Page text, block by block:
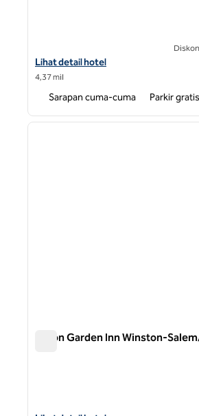
Lihat detail hotel untuk Hampton Inn
Lihat detail hotel
4,37 mil
Sarapan cuma-cuma Parkir gratis
1 dari 12
Hilton Garden Inn Winston-